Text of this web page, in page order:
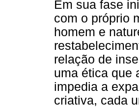
Em sua fase
com o próprio
homem e
relação de
uma ética que
impedia a
criativa, cada